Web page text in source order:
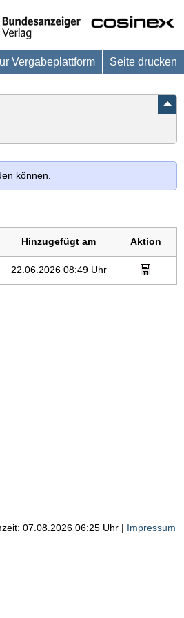
Vergabeplattform Seite drucken
können.
Hinzugefügt am Aktion
22.06.2026 08:49 Uhr
07.08.2026 06:25 Uhr | Impressum